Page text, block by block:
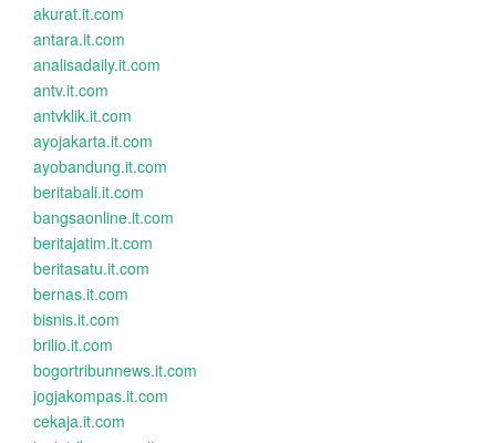
akurat.it.com
antara.it.com
analisadaily.it.com
antv.it.com
antvklik.it.com
ayojakarta.it.com
ayobandung.it.com
beritabali.it.com
bangsaonline.it.com
beritajatim.it.com
beritasatu.it.com
bernas.it.com
bisnis.it.com
brilio.it.com
bogortribunnews.it.com
jogjakompas.it.com
cekaja.it.com